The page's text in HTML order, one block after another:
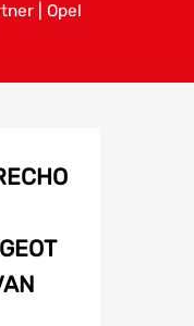
| Opel